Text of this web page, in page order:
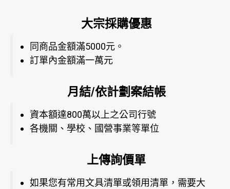
大宗採購優惠
同商品金額滿5000元。
訂單內金額滿一萬元
月結/依計劃案結帳
資本額達800萬以上之公司行號
各機關、學校、國營事業等單位
上傳詢價單
如果您有常用文具清單或領用清單，需要大